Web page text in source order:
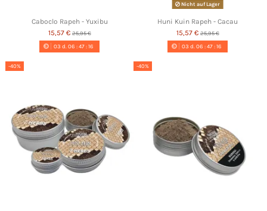
Caboclo Rapeh - Yuxibu
15,57 € 25,95 €
03 d.06 :47:16
Nicht auf Lager
Huni Kuin Rapeh - Cacau
15,57 € 25,95 €
03 d.06 :47:16
-40% -40%